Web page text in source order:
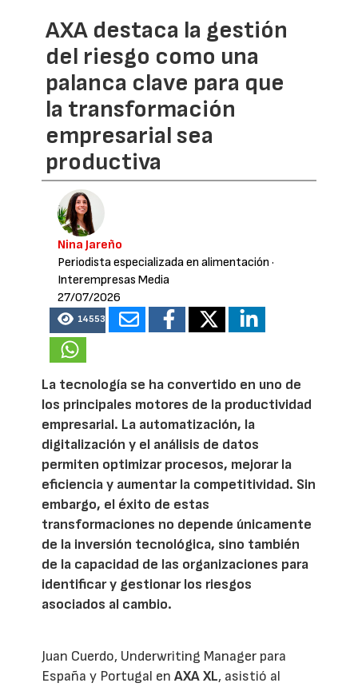
AXA destaca la gestión
del riesgo como una
palanca clave para que
la transformación
empresarial sea
productiva
Nina Jareño
Periodista especializada en alimentación ·
Interempresas Media
27/07/2026
14553
La tecnología se ha convertido en uno de
los principales motores de la productividad
empresarial. La automatización, la
digitalización y el análisis de datos
permiten optimizar procesos, mejorar la
eficiencia y aumentar la competitividad. Sin
embargo, el éxito de estas
transformaciones no depende únicamente
de la inversión tecnológica, sino también
de la capacidad de las organizaciones para
identificar y gestionar los riesgos
asociados al cambio.
Juan Cuerdo, Underwriting Manager para
España y Portugal enAXA XL, asistió al